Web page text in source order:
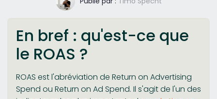
En bref : qu'est-ce que
le ROAS ?
ROAS est l'abréviation de Return on Advertising
Spend ou Return on Ad Spend. Il s'agit de l'un des